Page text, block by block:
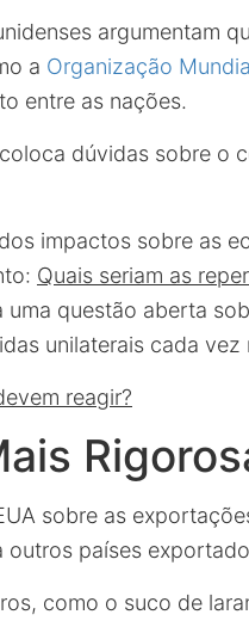
argumentam
a Organização
entre as nações.
dúvidas sobre o
impactos sobre as
Quais seriam as
uma questão aberta
unilaterais cada vez
reagir?
sobre as
outros países
como o suco de